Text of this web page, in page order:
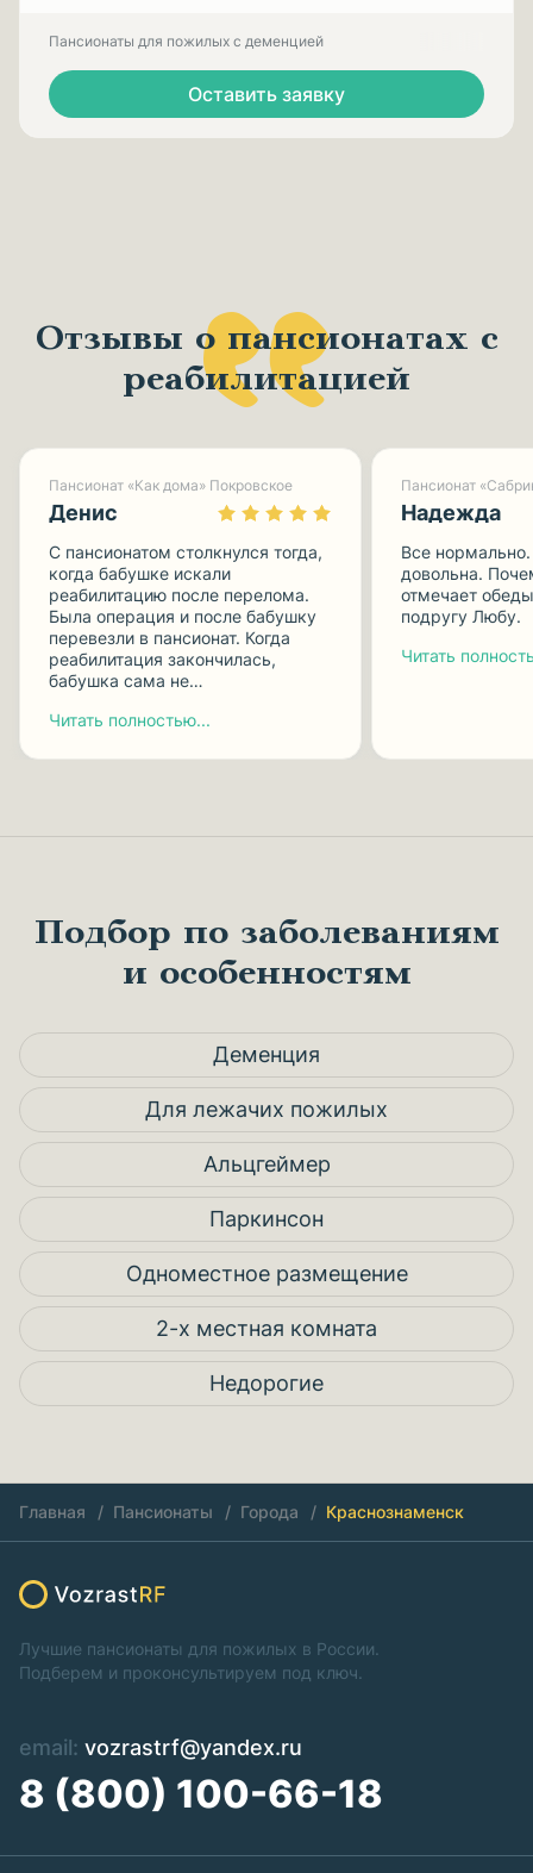
Пансионаты для пожилых с деменцией
Оставить заявку
Отзывы о пансионатах с
реабилитацией
Пансионат «Как дома» Покровское
Денис
С пансионатом столкнулся тогда,
когда бабушке искали
реабилитацию после перелома.
Была операция и после бабушку
перевезли в пансионат. Когда
реабилитация закончилась,
бабушка сама не…
Читать полностью...
Пансионат
Надежда
Все
довольна.
отмечает
подругу Любу.
Читать
Подбор по заболеваниям
и особенностям
Деменция
Для лежачих пожилых
Альцгеймер
Паркинсон
Одноместное размещение
2-х местная комната
Недорогие
Главная Пансионаты Города Краснознаменск
Лучшие пансионаты для пожилых в России.
Подберем и проконсультируем под ключ.
email: vozrastrf@yandex.ru
8 (800) 100-66-18